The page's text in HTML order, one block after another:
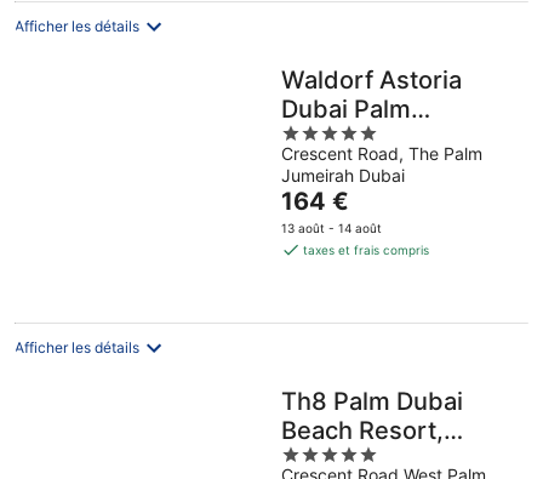
Afficher les détails
Waldorf Astoria
Dubai Palm
Jumeirah
5
out
of
5
Crescent Road, The Palm
Jumeirah Dubai
Le
prix
est
par
164 €
13 août - 14 août
taxes et frais compris
Afficher les détails
Th8 Palm Dubai
Beach Resort,
Vignette Collection
5
Crescent Road West Palm